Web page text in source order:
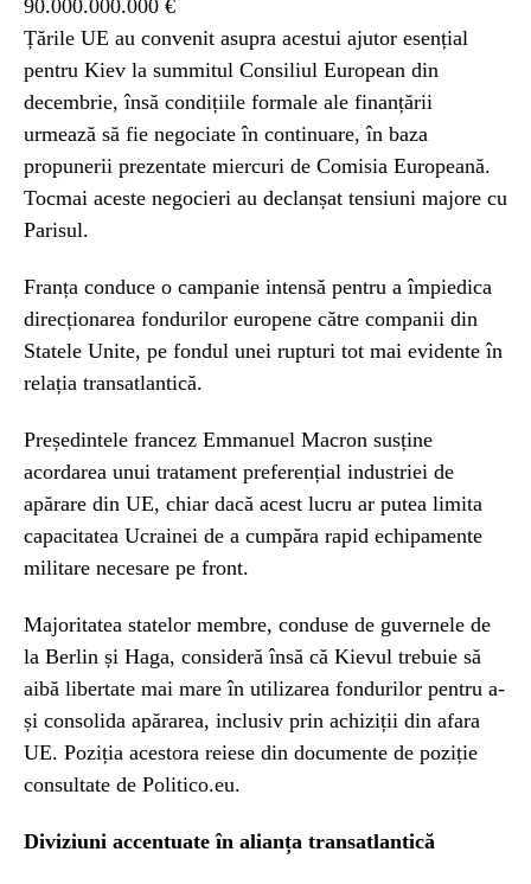
90.000.000.000 €
Țările UE au convenit asupra acestui ajutor esențial
pentru Kiev la summitul Consiliul European din
decembrie, însă condițiile formale ale finanțării
urmează să fie negociate în continuare, în baza
propunerii prezentate miercuri de Comisia Europeană.
Tocmai aceste negocieri au declanșat tensiuni majore cu
Parisul.
Franța conduce o campanie intensă pentru a împiedica
direcționarea fondurilor europene către companii din
Statele Unite, pe fondul unei rupturi tot mai evidente în
relația transatlantică.
Președintele francez Emmanuel Macron susține
acordarea unui tratament preferențial industriei de
apărare din UE, chiar dacă acest lucru ar putea limita
capacitatea Ucrainei de a cumpăra rapid echipamente
militare necesare pe front.
Majoritatea statelor membre, conduse de guvernele de
la Berlin și Haga, consideră însă că Kievul trebuie să
aibă libertate mai mare în utilizarea fondurilor pentru a-
și consolida apărarea, inclusiv prin achiziții din afara
UE. Poziția acestora reiese din documente de poziție
consultate de Politico.eu.
Diviziuni accentuate în alianța transatlantică